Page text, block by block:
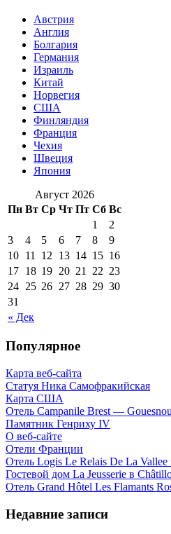
Австрия
Англия
Болгария
Германия
Израиль
Китай
Норвегия
США
Финляндия
Франция
Чехия
Швеция
Япония
Август 2026
Пн Вт Ср Чт Пт Сб Вс
« Дек
1
2
3
4 5 6 7 8
9
10 11 12 13 14 15 16
17 18 19 20 21 22 23
24 25 26 27 28 29 30
31
Популярное
Карта веб-сайта
Статуя Ника Самофракийская
Карта США
Отель Campanile Brest —
Памятник Генриху IV
О веб-сайте
Отели Франции
Отель Logis Le Relais De La Vallee
Гостевой дом La Jeusserie в
Отель Grand Hôtel Les Flamants
Недавние записи